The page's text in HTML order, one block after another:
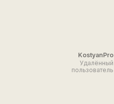
KostyanPro
Удалённый
пользователь